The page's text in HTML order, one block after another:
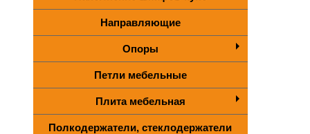
Направляющие
Опоры
Петли мебельные
Плита мебельная
Полкодержатели, стеклодержатели